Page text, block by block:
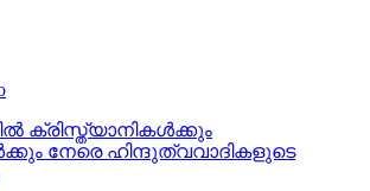
ക്രിസ്ത്യാനികള്‍ക്കും
നേരെ ഹിന്ദുത്വവാദികളുടെ